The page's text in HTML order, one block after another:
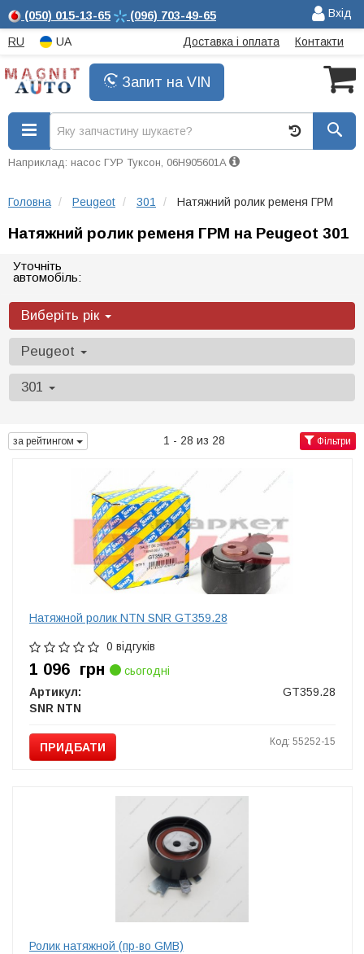
(050) 015-13-65 (096) 703-49-65 Вхід
RU UA Доставка і оплата Контакти
Запит на VIN
Наприклад: насос ГУР Туксон, 06H905601A
Головна Peugeot 301 Натяжний ролик ременя ГРМ
Натяжний ролик ременя ГРМ на Peugeot 301
Уточніть
автомобіль:
Виберіть рік
Peugeot
301
за рейтингом 1 - 28 из 28 Фільтри
Натяжной ролик NTN SNR GT359.28
0 відгуків
1 096 грн
сьогодні
Артикул:
GT359.28
SNR NTN
ПРИДБАТИ Код: 55252-15
Ролик натяжной (пр-во GMB)